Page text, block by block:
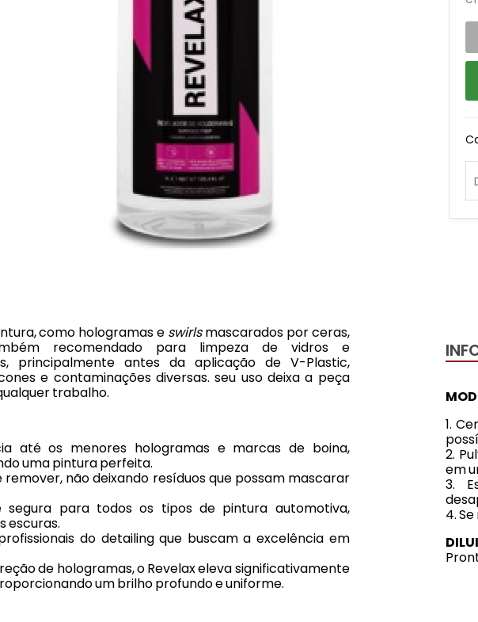
como hologramas e swirlsmascarados por ceras,
recomendado para limpeza de vidros e
principalmente antes da aplicação de V-Plastic,
e contaminações diversas. seu uso deixa a peça
trabalho.
até os menores hologramas e marcas de boina,
uma pintura perfeita.
remover, não deixando resíduos que possam mascarar
segura para todos os tipos de pintura automotiva,
escuras.
do detailing que buscam a excelência em
de hologramas, o Revelax eleva significativamente
um brilho profundo e uniforme.
1.
2.
em
3.
4.